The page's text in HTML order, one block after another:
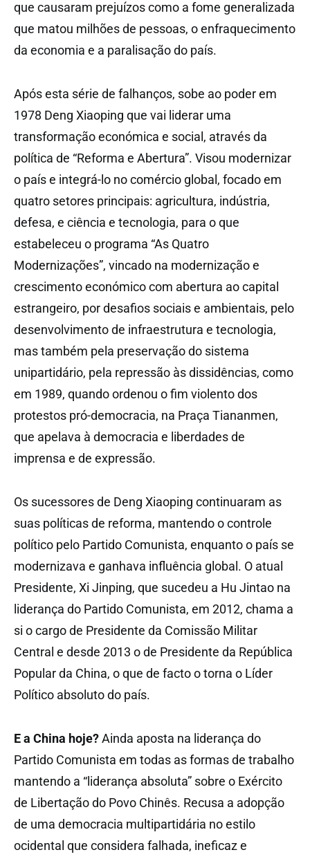
que causaram prejuízos como a fome generalizada
que matou milhões de pessoas, o enfraquecimento
da economia e a paralisação do país.
Após esta série de falhanços, sobe ao poder em
1978 Deng Xiaoping que vai liderar uma
transformação económica e social, através da
política de “Reforma e Abertura”. Visou modernizar
o país e integrá-lo no comércio global, focado em
quatro setores principais: agricultura, indústria,
defesa, e ciência e tecnologia, para o que
estabeleceu o programa “As Quatro
Modernizações”, vincado na modernização e
crescimento económico com abertura ao capital
estrangeiro, por desafios sociais e ambientais, pelo
desenvolvimento de infraestrutura e tecnologia,
mas também pela preservação do sistema
unipartidário, pela repressão às dissidências, como
em 1989, quando ordenou o fim violento dos
protestos pró-democracia, na Praça Tiananmen,
que apelava à democracia e liberdades de
imprensa e de expressão.
Os sucessores de Deng Xiaoping continuaram as
suas políticas de reforma, mantendo o controle
político pelo Partido Comunista, enquanto o país se
modernizava e ganhava influência global. O atual
Presidente, Xi Jinping, que sucedeu a Hu Jintao na
liderança do Partido Comunista, em 2012, chama a
si o cargo de Presidente da Comissão Militar
Central e desde 2013 o de Presidente da República
Popular da China, o que de facto o torna o Líder
Político absoluto do país.
E a China hoje?Ainda aposta na liderança do
Partido Comunista em todas as formas de trabalho
mantendo a “liderança absoluta” sobre o Exército
de Libertação do Povo Chinês. Recusa a adopção
de uma democracia multipartidária no estilo
ocidental que considera falhada, ineficaz e